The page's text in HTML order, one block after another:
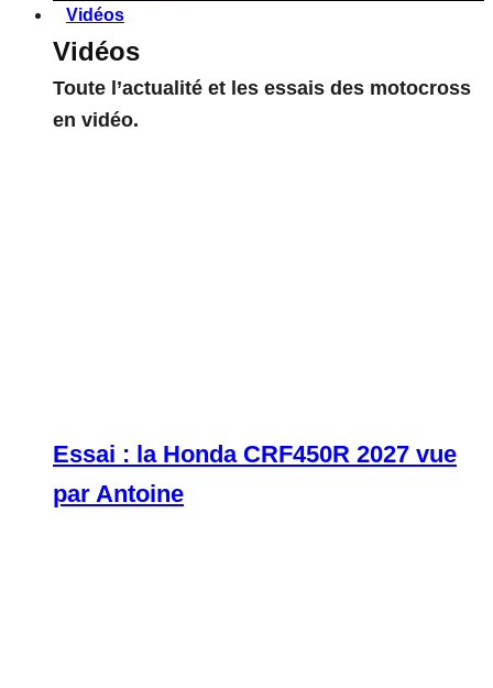
Vidéos
Vidéos
Toute l’actualité et les essais des motocross
en vidéo.
Essai : la Honda CRF450R 2027 vue
par Antoine